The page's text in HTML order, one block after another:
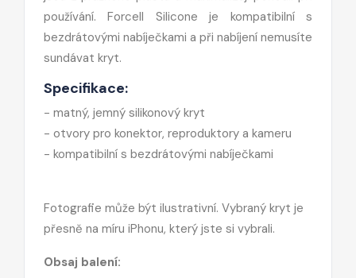
používání. Forcell Silicone je kompatibilní s
bezdrátovými nabíječkami a při nabíjení nemusíte
sundávat kryt.
Specifikace:
- matný, jemný silikonový kryt
- otvory pro konektor, reproduktory a kameru
- kompatibilní s bezdrátovými nabíječkami
Fotografie může být ilustrativní. Vybraný kryt je
přesně na míru iPhonu, který jste si vybrali.
Obsaj balení: